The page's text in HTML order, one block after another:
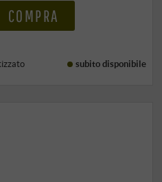
COMPRA
subito disponibile